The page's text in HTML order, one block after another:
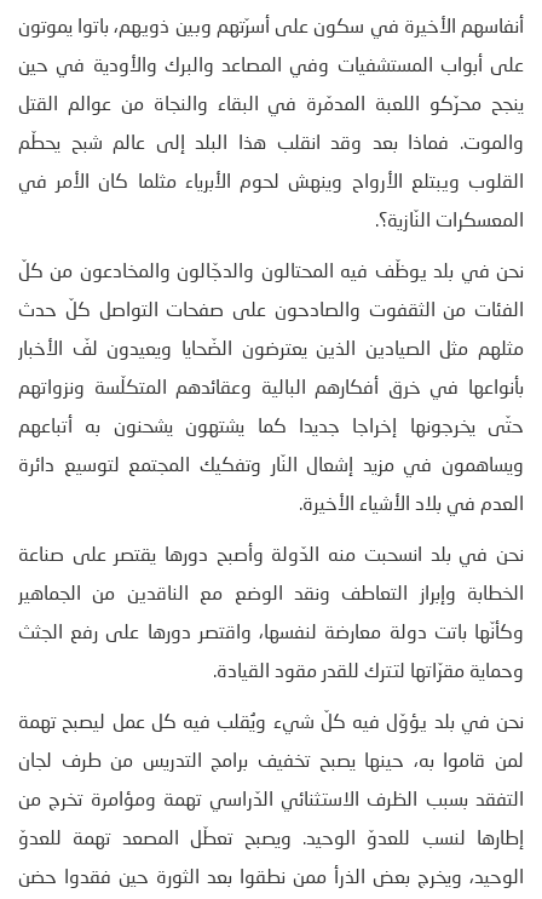
أنفاسهم الأخيرة في سكون على أسرّتهم وبين ذويهم، باتوا يموتون
على أبواب المستشفيات وفي المصاعد والبرك والأودية في حين
ينجح محرّكو اللعبة المدمّرة في البقاء والنجاة من عوالم القتل
والموت. فماذا بعد وقد انقلب هذا البلد إلى عالم شبح يحطّم
القلوب ويبتلع الأرواح وينهش لحوم الأبرياء مثلما كان الأمر في
المعسكرات النّازية؟.
نحن في بلد يوظّف فيه المحتالون والدجّالون والمخادعون من كلّ
الفئات من الثقفوت والصادحون على صفحات التواصل كلّ حدث
مثلهم مثل الصيادين الذين يعترضون الضّحايا ويعيدون لفّ الأخبار
بأنواعها في خرق أفكارهم البالية وعقائدهم المتكلّسة ونزواتهم
حتّى يخرجونها إخراجا جديدا كما يشتهون يشحنون به أتباعهم
ويساهمون في مزيد إشعال النّار وتفكيك المجتمع لتوسيع دائرة
العدم في بلاد الأشياء الأخيرة.
نحن في بلد انسحبت منه الدّولة وأصبح دورها يقتصر على صناعة
الخطابة وإبراز التعاطف ونقد الوضع مع الناقدين من الجماهير
وكأنّها باتت دولة معارضة لنفسها، واقتصر دورها على رفع الجثث
وحماية مقرّاتها لتترك للقدر مقود القيادة.
نحن في بلد يؤوّل فيه كلّ شيء ويُقلب فيه كل عمل ليصبح تهمة
لمن قاموا به، حينها يصبح تخفيف برامج التدريس من طرف لجان
التفقد بسبب الظرف الاستثنائي الدّراسي تهمة ومؤامرة تخرج من
إطارها لنسب للعدوّ الوحيد. ويصبح تعطّل المصعد تهمة للعدوّ
الوحيد، ويخرج بعض الذرأ ممن نطقوا بعد الثورة حين فقدوا حضن